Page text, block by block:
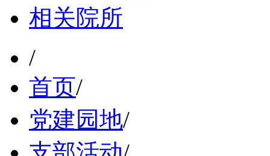
相关院所
/
首页/
党建园地/